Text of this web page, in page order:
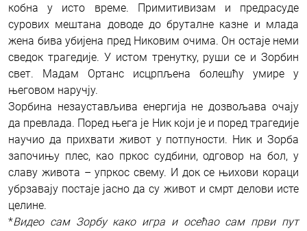
кобна у исто време. Примитивизам и предрасуде
сурових мештана доводе до бруталне казне и млада
жена бива убијена пред Никовим очима. Он остаје неми
сведок трагедије. У истом тренутку, руши се и Зорбин
свет. Мадам Ортанс исцрпљена болешћу умире у
његовом наручју.
Зорбина незаустављива енергија не дозвољава очају
да превлада. Поред њега је Ник који је и поред трагедије
научио да прихвати живот у потпуности. Ник и Зорба
започињу плес, као пркос судбини, одговор на бол, у
славу живота – упркос свему. И док се њихови кораци
убрзавају постаје јасно да су живот и смрт делови исте
целине.
*Видео сам Зорбу како игра и осећао сам први пут